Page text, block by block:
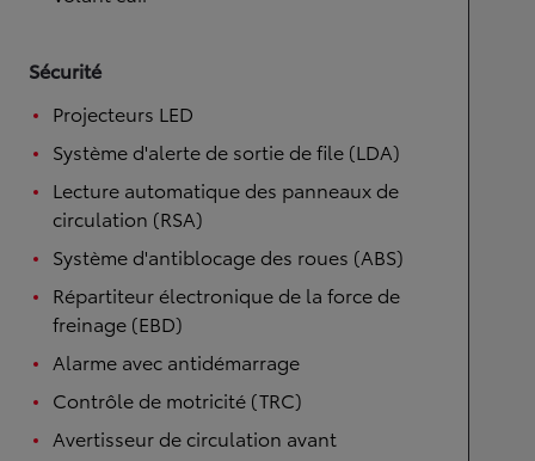
Sécurité
Projecteurs LED
Système d'alerte de sortie de file (LDA)
Lecture automatique des panneaux de
circulation (RSA)
Système d'antiblocage des roues (ABS)
Répartiteur électronique de la force de
freinage (EBD)
Alarme avec antidémarrage
Contrôle de motricité (TRC)
Avertisseur de circulation avant